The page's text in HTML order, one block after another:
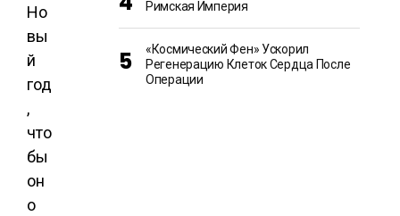
Римская Империя
«Космический Фен» Ускорил
Регенерацию Клеток Сердца После
Операции